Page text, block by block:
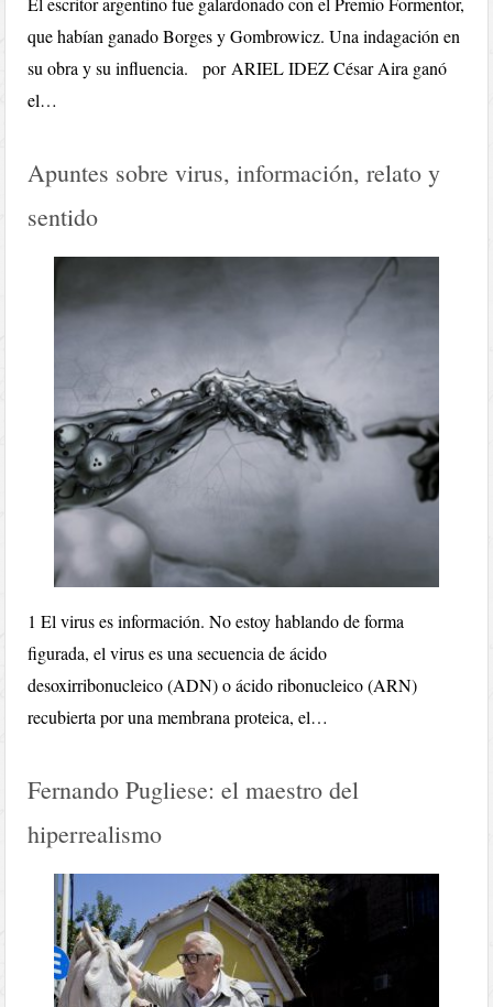
que habían ganado Borges y Gombrowicz. Una indagación en
su obra y su influencia. por ARIEL IDEZ César Aira ganó
el…
Apuntes sobre virus, información, relato y
sentido
1 El virus es información. No estoy hablando de forma
figurada, el virus es una secuencia de ácido
desoxirribonucleico (ADN) o ácido ribonucleico (ARN)
recubierta por una membrana proteica, el…
Fernando Pugliese: el maestro del
hiperrealismo